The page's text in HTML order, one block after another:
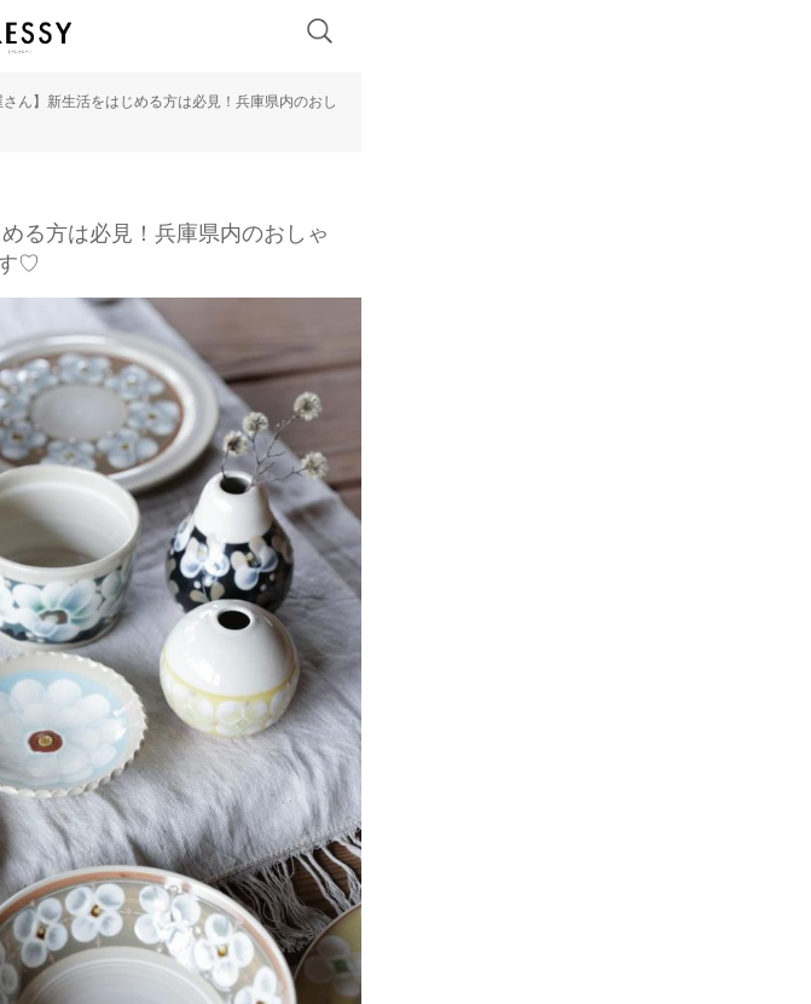
さん】新生活をはじめる方は必見！兵庫県内のおし
る方は必見！兵庫県内のおしゃ
♡